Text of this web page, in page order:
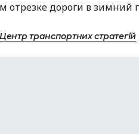
отрезке дороги в зимний
Центр транспортних стратегій